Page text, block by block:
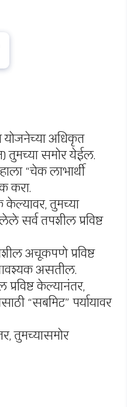
योजनेच्या अधिकृत
तुमच्या समोर येईल.
“चेक लाभार्थी
करा.
केल्यावर, तुमच्या
सर्व तपशील प्रविष्ट
अचूकपणे प्रविष्ट
आवश्यक असतील.
केल्यानंतर,
“सबमिट” पर्यायावर
तुमच्यासमोर